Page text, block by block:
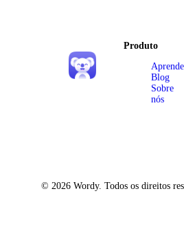
Produto
Blog
Sobre
nós
© 2026 Wordy. Todos os direitos